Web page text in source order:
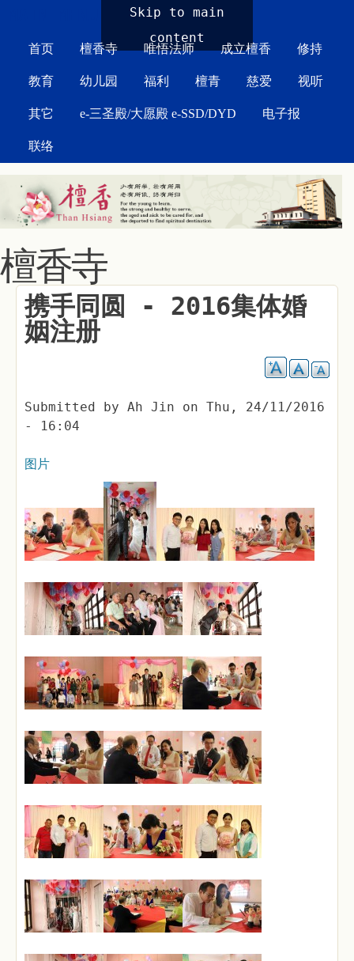
Skip to main
content
首页 檀香寺 唯悟法师 成立檀香 修持
教育 幼儿园 福利 檀青 慈爱 视听
其它 e-三圣殿/大愿殿 e-SSD/DYD 电子报
联络
檀香寺
携手同圆 - 2016集体婚
姻注册
Submitted by Ah Jin on Thu, 24/11/2016
- 16:04
图片